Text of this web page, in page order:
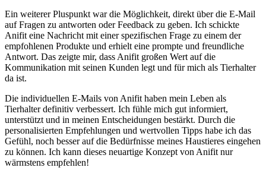
Ein weiterer ​Pluspunkt war die Möglichkeit, direkt über die⁣ E-Mail
auf Fragen zu antworten oder Feedback zu geben. Ich ⁣schickte
Anifit eine ⁢Nachricht mit einer‍ spezifischen Frage ​zu einem der
⁤empfohlenen Produkte und erhielt eine prompte und freundliche
‌Antwort. Das​ zeigte mir, dass Anifit großen Wert auf die
Kommunikation mit seinen Kunden legt und für mich als Tierhalter
da‌ ist.
Die individuellen E-Mails von Anifit haben mein Leben als
Tierhalter definitiv verbessert. ​Ich fühle mich gut informiert,
unterstützt und ‍in meinen Entscheidungen bestärkt. ‌Durch die
personalisierten Empfehlungen und wertvollen Tipps habe ich das​
Gefühl, noch besser auf die⁤ Bedürfnisse meines Haustieres eingehen
zu können.​ Ich kann dieses neuartige Konzept von Anifit nur
wärmstens empfehlen!